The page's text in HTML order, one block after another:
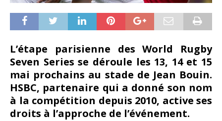
L’étape parisienne des World Rugby
Seven Series se déroule les 13, 14 et 15
mai prochains au stade de Jean Bouin.
HSBC, partenaire qui a donné son nom
à la compétition depuis 2010, active ses
droits à l’approche de l’événement.